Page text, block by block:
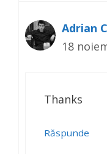
Adrian
18
Thanks
Răspunde